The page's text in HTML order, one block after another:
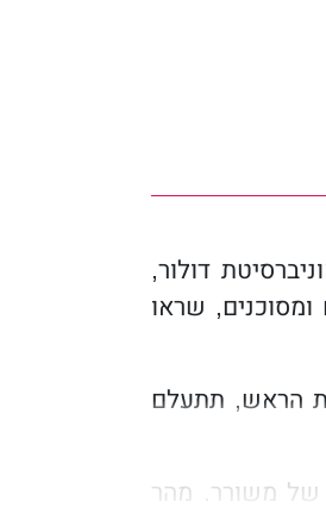
דולור,
ומסוכנים, שראו
הראש, תתעלם
של משורר. מהר